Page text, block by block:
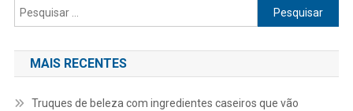
Pesquisar
por:
MAIS RECENTES
Truques de beleza com ingredientes caseiros que vão